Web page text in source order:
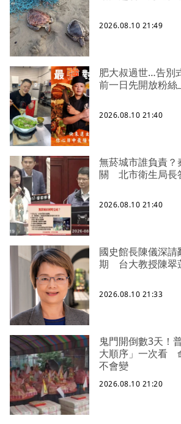
2026.08.10 21:49
肥大叔過世…告別
前一日先開放粉絲
2026.08.10 21:40
無菸城市誰負責
關 北市衛生局長
2026.08.10 21:40
國史館長陳儀深
期 台大教授陳翠
2026.08.10 21:33
鬼門開倒數3天！
大順序」一次看
不會變
2026.08.10 21:20